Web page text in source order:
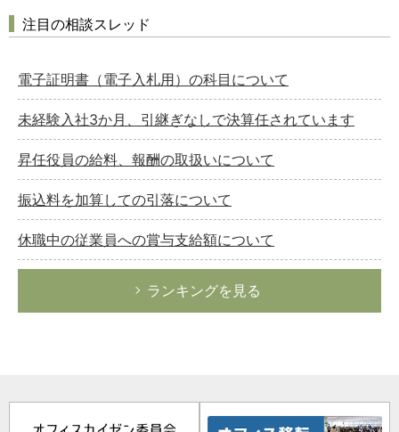
注目の相談スレッド
電子証明書（電子入札用）の科目について
未経験入社3か月、引継ぎなしで決算任されています
昇任役員の給料、報酬の取扱いについて
振込料を加算しての引落について
休職中の従業員への賞与支給額について
ランキングを見る